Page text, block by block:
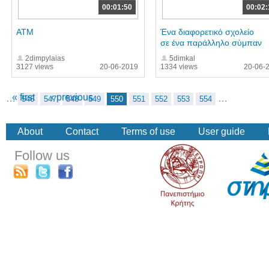
00:01:50
3127 views
ATM
2dimpylaias
20-06-2019
1334 views
Ένα διαφορετικό σχολείο
σε ένα παράλληλο σύμπαν
5dimkal
20-06-
« first ‹ previous
… 546 547 548 549 550 551 552 553 554 …
About Contact Terms of use User guide
Follow us